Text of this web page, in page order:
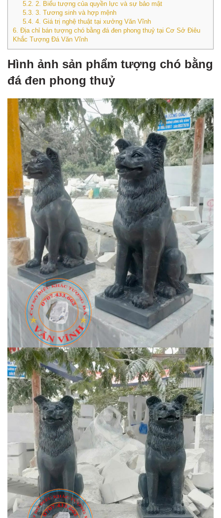
5.2. 2. Biểu tượng của quyền lực và sự bảo mật
5.3. 3. Tương sinh và hợp mệnh
5.4. 4. Giá trị nghệ thuật tại xưởng Văn Vĩnh
6. Địa chỉ bán tượng chó bằng đá đen phong thuỷ tại Cơ Sở Điêu
Khắc Tượng Đá Văn Vĩnh
Hình ảnh sản phẩm tượng chó bằng
đá đen phong thuỷ